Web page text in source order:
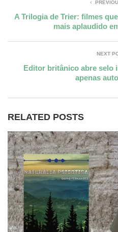
A Trilogia de Trier: filmes
mais aplaudido
NEXT
Editor britânico abre selo
apenas
RELATED POSTS